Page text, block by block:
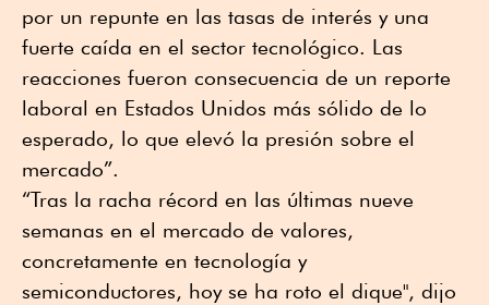
por un repunte en las tasas de interés y una
fuerte caída en el sector tecnológico. Las
reacciones fueron consecuencia de un reporte
laboral en Estados Unidos más sólido de lo
esperado, lo que elevó la presión sobre el
mercado”.
“Tras la racha récord en las últimas nueve
semanas en el mercado de valores,
concretamente en tecnología y
semiconductores, hoy se ha roto el dique", dijo